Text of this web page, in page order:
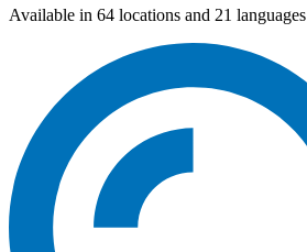
Available in 64 locations and 21 languages